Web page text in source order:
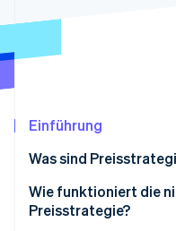
Identity
Online-
Einführung
Was sind
Wie funktioniert die
Preisstrategie?